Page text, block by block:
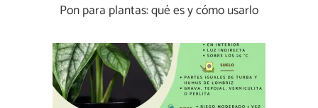
Pon para plantas: qué es y cómo usarlo